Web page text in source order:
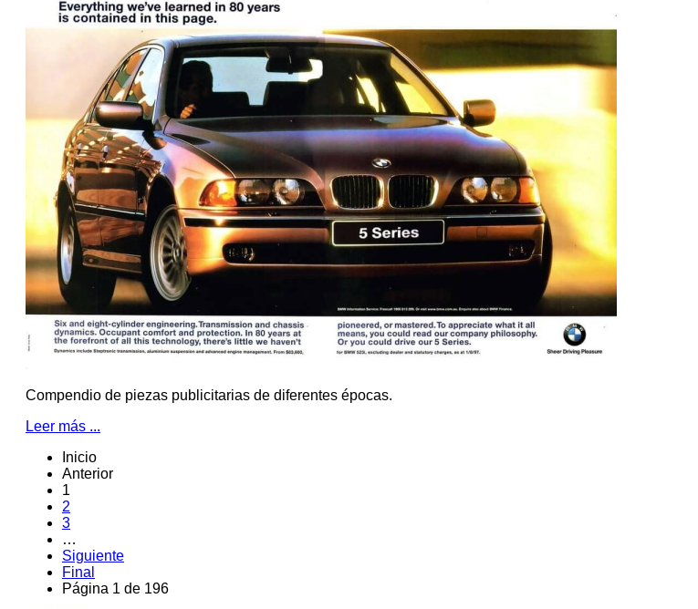
Compendio de piezas publicitarias de diferentes épocas.
Leer más ...
Inicio
Anterior
1
2
3
…
Siguiente
Final
Página 1 de 196